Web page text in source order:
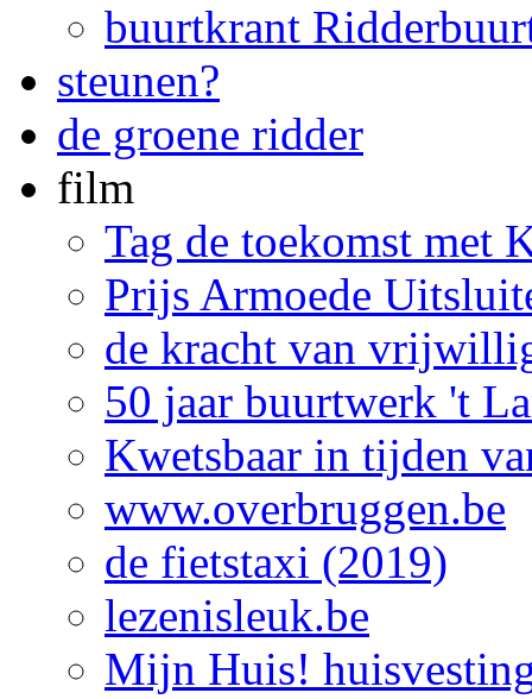
buurtkrant
steunen?
de groene ridder
film
Tag de toekomst met
Prijs Armoede
de kracht van
50 jaar buurtwerk 't
Kwetsbaar in tijden
www.overbruggen.be
de fietstaxi (2019)
lezenisleuk.be
Mijn Huis!